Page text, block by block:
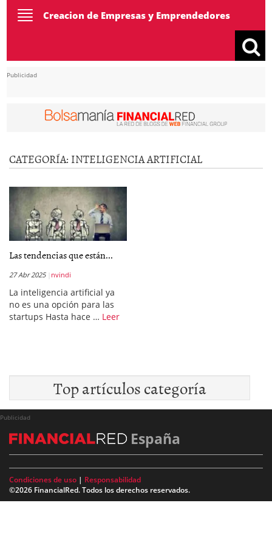
ToggleCreacion de Empresas y Emprendedores
Publicidad
CATEGORÍA: INTELIGENCIA ARTIFICIAL
Las tendencias que están...
27 Abr 2025 nvindi
La inteligencia artificial ya
no es una opción para las
startups Hasta hace … Leer
Top artículos categoría
Publicidad
España
Condiciones de uso | Responsabilidad
©2026 FinancialRed. Todos los derechos reservados.